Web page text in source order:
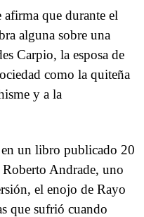
que durante el
alguna sobre una
Carpio, la esposa de
como la quiteña
y a la
un libro publicado 20
Roberto Andrade, uno
el enojo de Rayo
que sufrió cuando